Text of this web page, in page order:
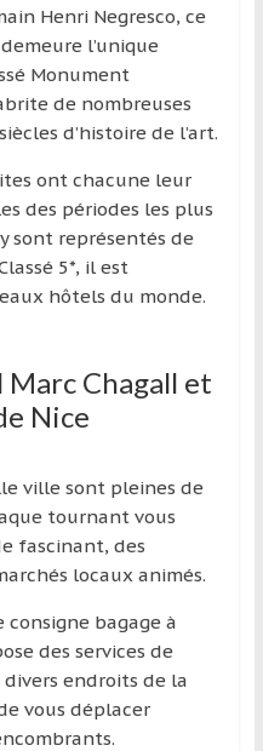
Henri Negresco, ce
l’unique
Monument
de nombreuses
d’histoire de l’art.
ont chacune leur
des périodes les plus
sont représentés de
5*, il est
hôtels du monde.
Marc Chagall et
Nice
ville sont pleines de
tournant vous
fascinant, des
locaux animés.
consigne bagage à
des services de
endroits de la
vous déplacer